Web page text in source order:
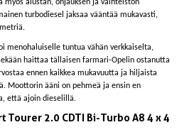
myös alustan, ohjauksen ja vaihteiston
turbodiesel jaksaa vääntää mukavasti,
menohaluiselle tuntua vähän verkkaiselta,
haittaa tällaisen farmari-Opelin ostanutta
ennen kaikkea mukavuutta ja hiljaista
Moottorin ääni on pehmeä ja ensin en
että ajoin dieselillä.
Tourer 2.0 CDTI Bi-Turbo A8 4 x 4